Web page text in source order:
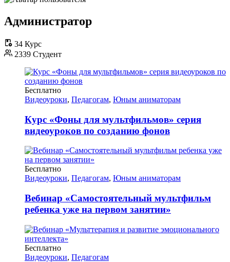
Администратор
34 Курс
2339 Студент
Бесплатно
Видеоуроки, Педагогам, Юным аниматорам
Курс «Фоны для мультфильмов» серия
видеоуроков по созданию фонов
Бесплатно
Видеоуроки, Педагогам, Юным аниматорам
Вебинар «Самостоятельный мультфильм
ребенка уже на первом занятии»
Бесплатно
Видеоуроки, Педагогам